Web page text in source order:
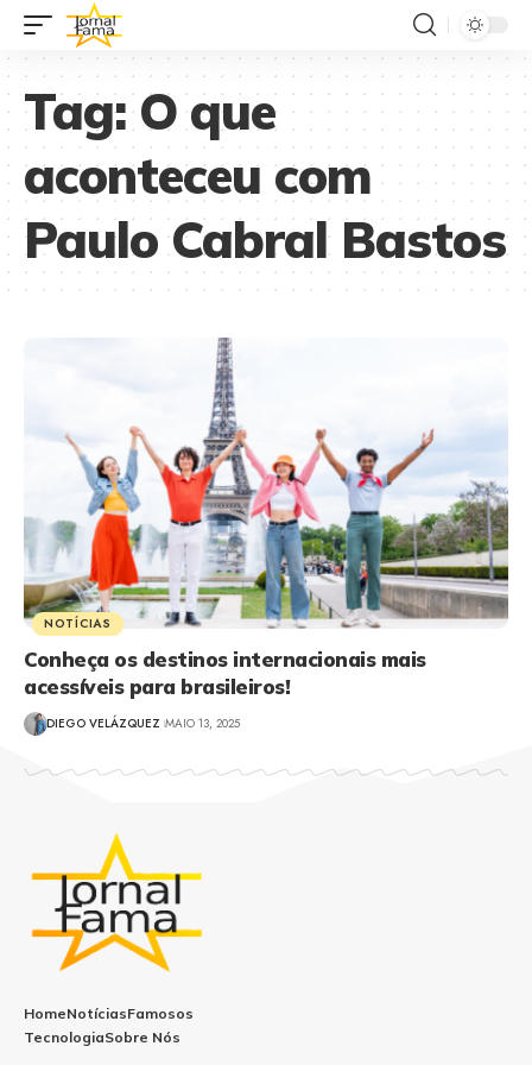
Tag:O que
aconteceu com
Paulo Cabral Bastos
NOTÍCIAS
Conheça os destinos internacionais mais
acessíveis para brasileiros!
DIEGO VELÁZQUEZ MAIO 13, 2025
HomeNotíciasFamosos
TecnologiaSobre Nós